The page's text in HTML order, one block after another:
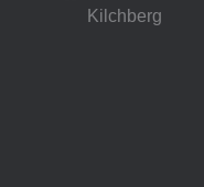
Kilchberg